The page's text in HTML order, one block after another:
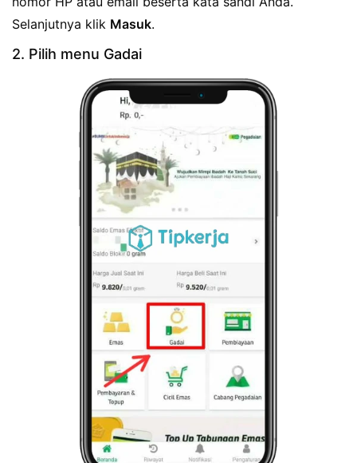
Selanjutnya klik Masuk.
2. Pilih menu Gadai